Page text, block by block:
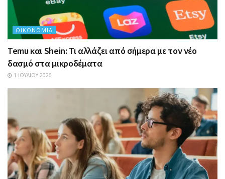
ΟΙΚΟΝΟΜΊΑ
Temu και Shein: Τι αλλάζει από σήμερα με τον νέο
δασμό στα μικροδέματα
1 ΙΟΥΛΊΟΥ 2026